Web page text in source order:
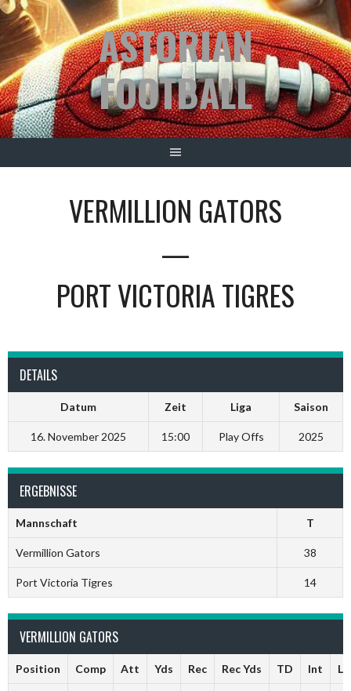
Springe
zum
Inhalt
ASTORIAN
FOOTBALL
VERMILLION GATORS
—
PORT VICTORIA TIGRES
DETAILS
Datum Zeit Liga Saison
16. November 2025 15:00 Play Offs 2025
ERGEBNISSE
Mannschaft T
Vermillion Gators 38
Port Victoria Tigres 14
VERMILLION GATORS
Position Comp Att Yds Rec Rec Yds TD Int